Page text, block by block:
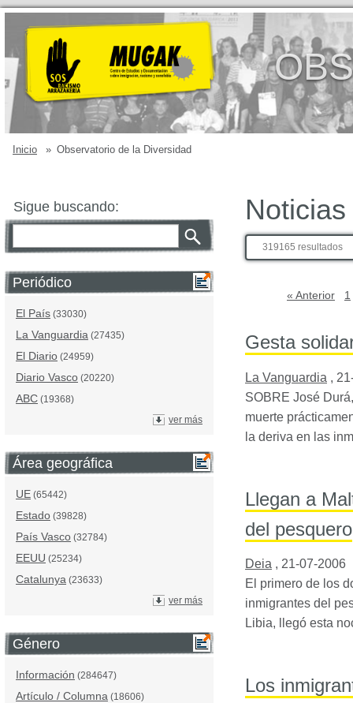
Inicio » Observatorio de la Diversidad
Sigue buscando:
Periódico
El País (33030)
La Vanguardia (27435)
El Diario (24959)
Diario Vasco (20220)
ABC (19368)
ver más
Área geográfica
UE (65442)
Estado (39828)
País Vasco (32784)
EEUU (25234)
Catalunya (23633)
ver más
Género
Información (284647)
Artículo / Columna (18606)
Noticias
319165 resultados
« Anterior 1
Gesta
La Vanguardia ,
SOBRE José
muerte
la deriva en las
Llegan a
del pesquero
Deia , 21-07-2006
El primero de los
inmigrantes del
Libia, llegó esta
Los